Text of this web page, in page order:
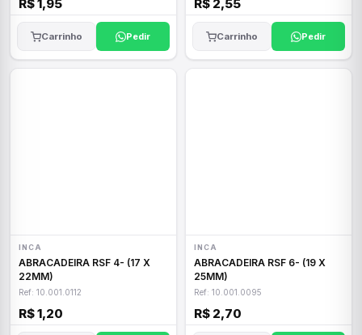
R$ 1,95
Carrinho Pedir
R$ 2,55
Carrinho Pedir
INCA
ABRACADEIRA RSF 4- (17 X
22MM)
Ref: 10.001.0112
R$ 1,20
INCA
ABRACADEIRA RSF 6- (19 X
25MM)
Ref: 10.001.0095
R$ 2,70